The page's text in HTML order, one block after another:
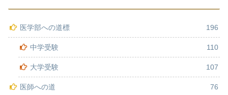
医学部への道標 196
中学受験 110
大学受験 107
医師への道 76